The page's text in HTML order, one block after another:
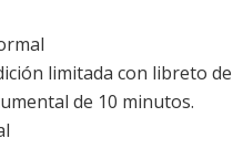
limitada con libreto
de 10 minutos.